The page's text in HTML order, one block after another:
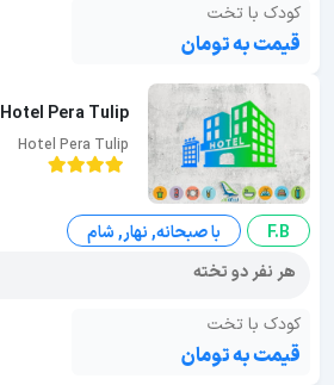
کودک با تخت
قیمت به تومان
Hotel Pera Tulip
Hotel Pera Tulip
F.B
با صبحانه, نهار, شام
هر نفر دو تخته
کودک با تخت
قیمت به تومان